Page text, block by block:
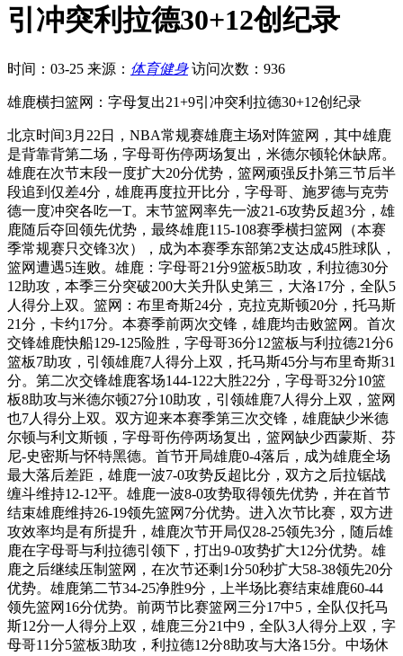
引冲突利拉德30+12创纪录
时间：03-25 来源： 体育健身 访问次数：936
雄鹿横扫篮网：字母复出21+9引冲突利拉德30+12创纪录
北京时间3月22日，NBA常规赛雄鹿主场对阵篮网，其中雄鹿
是背靠背第二场，字母哥伤停两场复出，米德尔顿轮休缺席。
雄鹿在次节末段一度扩大20分优势，篮网顽强反扑第三节后半
段追到仅差4分，雄鹿再度拉开比分，字母哥、施罗德与克劳
德一度冲突各吃一T。末节篮网率先一波21-6攻势反超3分，雄
鹿随后夺回领先优势，最终雄鹿115-108赛季横扫篮网（本赛
季常规赛只交锋3次），成为本赛季东部第2支达成45胜球队，
篮网遭遇5连败。雄鹿：字母哥21分9篮板5助攻，利拉德30分
12助攻，本季三分突破200大关升队史第三，大洛17分，全队5
人得分上双。篮网：布里奇斯24分，克拉克斯顿20分，托马斯
21分，卡约17分。本赛季前两次交锋，雄鹿均击败篮网。首次
交锋雄鹿快船129-125险胜，字母哥36分12篮板与利拉德21分6
篮板7助攻，引领雄鹿7人得分上双，托马斯45分与布里奇斯31
分。第二次交锋雄鹿客场144-122大胜22分，字母哥32分10篮
板8助攻与米德尔顿27分10助攻，引领雄鹿7人得分上双，篮网
也7人得分上双。双方迎来本赛季第三次交锋，雄鹿缺少米德
尔顿与利文斯顿，字母哥伤停两场复出，篮网缺少西蒙斯、芬
尼-史密斯与怀特黑德。首节开局雄鹿0-4落后，成为雄鹿全场
最大落后差距，雄鹿一波7-0攻势反超比分，双方之后拉锯战
缠斗维持12-12平。雄鹿一波8-0攻势取得领先优势，并在首节
结束雄鹿维持26-19领先篮网7分优势。进入次节比赛，双方进
攻效率均是有所提升，雄鹿次节开局仅28-25领先3分，随后雄
鹿在字母哥与利拉德引领下，打出9-0攻势扩大12分优势。雄
鹿之后继续压制篮网，在次节还剩1分50秒扩大58-38领先20分
优势。雄鹿第二节34-25净胜9分，上半场比赛结束雄鹿60-44
领先篮网16分优势。前两节比赛篮网三分17中5，全队仅托马
斯12分一人得分上双，雄鹿三分21中9，全队3人得分上双，字
母哥11分5篮板3助攻，利拉德12分8助攻与大洛15分。中场休